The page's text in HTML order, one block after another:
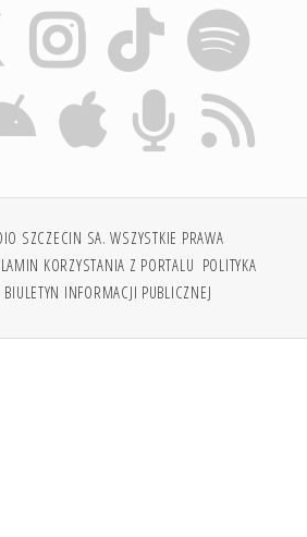
SZCZECIN SA. WSZYSTKIE PRAWA
KORZYSTANIA Z PORTALU POLITYKA
BIULETYN INFORMACJI PUBLICZNEJ